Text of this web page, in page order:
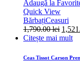
Adaugă la
Quick View
BărbațiCeasuri
1,790.00lei Prețul
inițial
fost:
Citește mai mult
Ceas Tissot Carson